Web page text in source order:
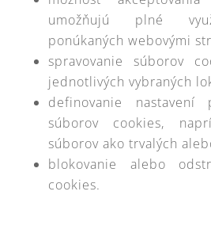
umožňujú plné
ponúkaných webovými
spravovanie súborov
jednotlivých vybraných
definovanie
súborov cookies,
súborov ako trvalých
blokovanie alebo
cookies.